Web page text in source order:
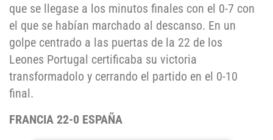
que se llegase a los minutos finales con el 0-7 con
el que se habían marchado al descanso. En un
golpe centrado a las puertas de la 22 de los
Leones Portugal certificaba su victoria
transformadolo y cerrando el partido en el 0-10
final.
FRANCIA 22-0 ESPAÑA